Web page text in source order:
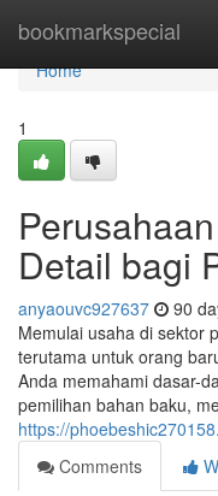
bookmarkspecial
Home
Home
1
Detail bagi
anyaouvc927637 90
Memulai usaha di sektor
terutama untuk orang
Anda memahami dasar-
pemilihan bahan baku,
https://
Comments